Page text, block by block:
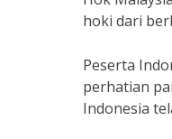
hoki dari
Peserta
perhatian
Indonesia